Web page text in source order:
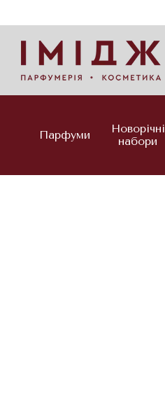
Парфуми
Новорічні
набори